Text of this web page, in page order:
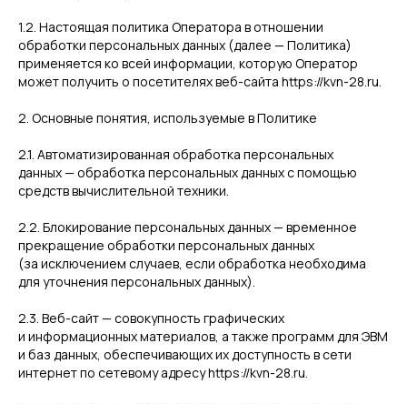
1.2. Настоящая политика Оператора в отношении
обработки персональных данных (далее — Политика)
применяется ко всей информации, которую Оператор
может получить о посетителях веб-сайта https://kvn-28.ru.
2. Основные понятия, используемые в Политике
2.1. Автоматизированная обработка персональных
данных — обработка персональных данных с помощью
средств вычислительной техники.
2.2. Блокирование персональных данных — временное
прекращение обработки персональных данных
(за исключением случаев, если обработка необходима
для уточнения персональных данных).
2.3. Веб-сайт — совокупность графических
и информационных материалов, а также программ для ЭВМ
и баз данных, обеспечивающих их доступность в сети
интернет по сетевому адресу https://kvn-28.ru.